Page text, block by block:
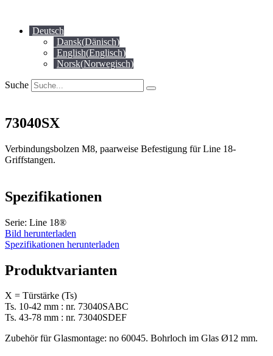
springenDeutsch
Dansk(Dänisch)
English(Englisch)
Norsk(Norwegisch)
Suche
73040SX
Verbindungsbolzen M8, paarweise Befestigung für Line 18-
Griffstangen.
Spezifikationen
Serie: Line 18®
Bild herunterladen
Spezifikationen herunterladen
Produktvarianten
X = Türstärke (Ts)
Ts. 10-42 mm : nr. 73040SABC
Ts. 43-78 mm : nr. 73040SDEF
Zubehör für Glasmontage: no 60045. Bohrloch im Glas Ø12 mm.